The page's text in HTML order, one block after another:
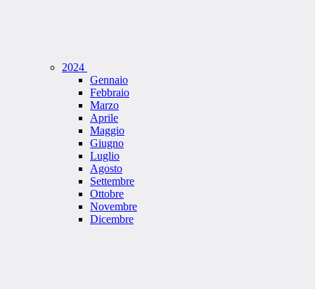
2024
Gennaio
Febbraio
Marzo
Aprile
Maggio
Giugno
Luglio
Agosto
Settembre
Ottobre
Novembre
Dicembre